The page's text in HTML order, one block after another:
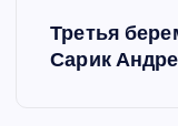
Третья
Сарик